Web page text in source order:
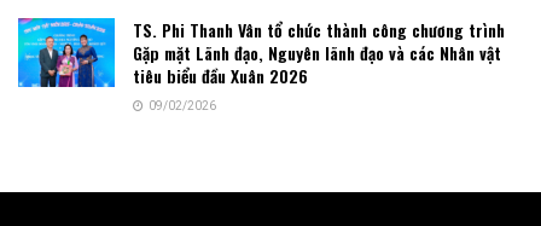
TS. Phi Thanh Vân tổ chức thành công chương trình
Gặp mặt Lãnh đạo, Nguyên lãnh đạo và các Nhân vật
tiêu biểu đầu Xuân 2026
09/02/2026